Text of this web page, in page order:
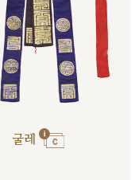
굴레